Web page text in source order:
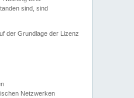
sind, sind
der Grundlage der Lizenz
Netzwerken